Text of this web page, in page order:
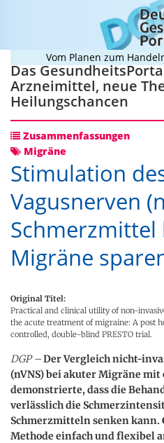
Vom Planen zum Handeln:
Das
Arzneimittel, neue
Heilungschancen
Zusammenfassungen
Migräne
Stimulation
Vagusnerven
Migräne
Original Titel:
Practical and clinical utility of non-
the acute treatment of migraine: A post
controlled, double-blind PRESTO trial.
DGP –Der Vergleich nicht-
(nVNS) bei akuter Migräne
demonstrierte, dass die
verlässlich die
Schmerzmitteln senken kann.
Methode einfach und flexibel